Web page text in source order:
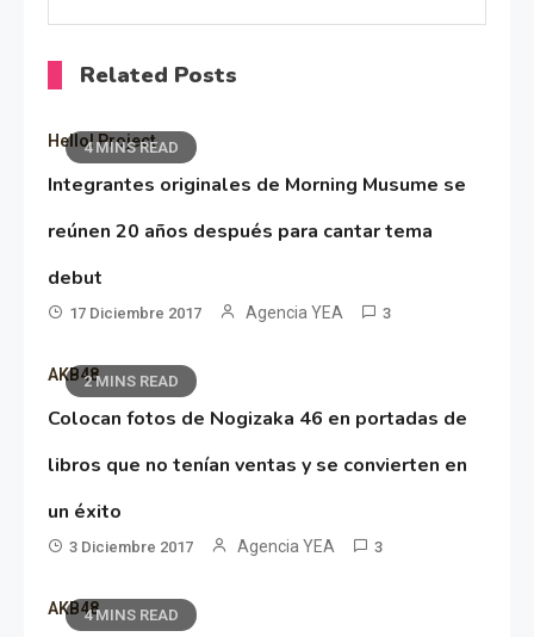
Related Posts
4 MINS READ
Hello! Project
Integrantes originales de Morning Musume se
reúnen 20 años después para cantar tema
debut
17 Diciembre 2017 Agencia YEA 3
2 MINS READ
AKB48
Colocan fotos de Nogizaka 46 en portadas de
libros que no tenían ventas y se convierten en
un éxito
3 Diciembre 2017 Agencia YEA 3
4 MINS READ
AKB48